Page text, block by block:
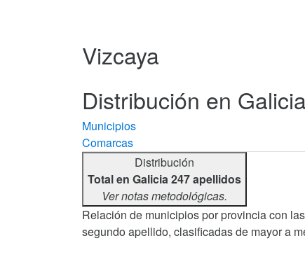
Vizcaya
Distribución en
Municipios
Comarcas
Distribución
Total en Galicia 247 apellidos
Ver notas metodológicas.
Relación de municipios por provincia con
segundo apellido, clasificadas de mayor a